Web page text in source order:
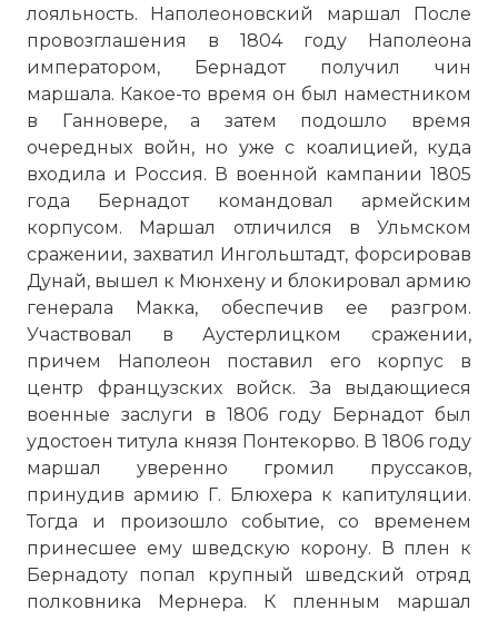
лояльность. Наполеоновский маршал После
провозглашения в 1804 году Наполеона
императором, Бернадот получил чин
маршала. Какое-то время он был наместником
в Ганновере, а затем подошло время
очередных войн, но уже с коалицией, куда
входила и Россия. В военной кампании 1805
года Бернадот командовал армейским
корпусом. Маршал отличился в Ульмском
сражении, захватил Ингольштадт, форсировав
Дунай, вышел к Мюнхену и блокировал армию
генерала Макка, обеспечив ее разгром.
Участвовал в Аустерлицком сражении,
причем Наполеон поставил его корпус в
центр французских войск. За выдающиеся
военные заслуги в 1806 году Бернадот был
удостоен титула князя Понтекорво. В 1806 году
маршал уверенно громил пруссаков,
принудив армию Г. Блюхера к капитуляции.
Тогда и произошло событие, со временем
принесшее ему шведскую корону. В плен к
Бернадоту попал крупный шведский отряд
полковника Мернера. К пленным маршал